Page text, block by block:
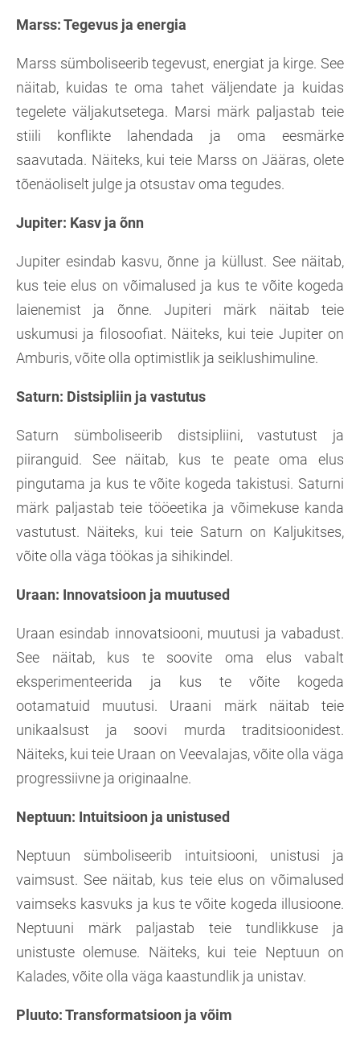
Marss: Tegevus ja energia
Marss sümboliseerib tegevust, energiat ja kirge. See
näitab, kuidas te oma tahet väljendate ja kuidas
tegelete väljakutsetega. Marsi märk paljastab teie
stiili konflikte lahendada ja oma eesmärke
saavutada. Näiteks, kui teie Marss on Jääras, olete
tõenäoliselt julge ja otsustav oma tegudes.
Jupiter: Kasv ja õnn
Jupiter esindab kasvu, õnne ja küllust. See näitab,
kus teie elus on võimalused ja kus te võite kogeda
laienemist ja õnne. Jupiteri märk näitab teie
uskumusi ja filosoofiat. Näiteks, kui teie Jupiter on
Amburis, võite olla optimistlik ja seiklushimuline.
Saturn: Distsipliin ja vastutus
Saturn sümboliseerib distsipliini, vastutust ja
piiranguid. See näitab, kus te peate oma elus
pingutama ja kus te võite kogeda takistusi. Saturni
märk paljastab teie tööeetika ja võimekuse kanda
vastutust. Näiteks, kui teie Saturn on Kaljukitses,
võite olla väga töökas ja sihikindel.
Uraan: Innovatsioon ja muutused
Uraan esindab innovatsiooni, muutusi ja vabadust.
See näitab, kus te soovite oma elus vabalt
eksperimenteerida ja kus te võite kogeda
ootamatuid muutusi. Uraani märk näitab teie
unikaalsust ja soovi murda traditsioonidest.
Näiteks, kui teie Uraan on Veevalajas, võite olla väga
progressiivne ja originaalne.
Neptuun: Intuitsioon ja unistused
Neptuun sümboliseerib intuitsiooni, unistusi ja
vaimsust. See näitab, kus teie elus on võimalused
vaimseks kasvuks ja kus te võite kogeda illusioone.
Neptuuni märk paljastab teie tundlikkuse ja
unistuste olemuse. Näiteks, kui teie Neptuun on
Kalades, võite olla väga kaastundlik ja unistav.
Pluuto: Transformatsioon ja võim